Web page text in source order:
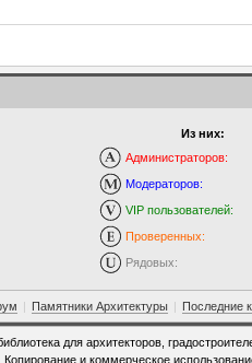
Из них:
Администраторов:
Модераторов:
VIP пользователей:
Проверенных:
Рядовых:
| Памятники Архитектуры | Последние
для архитекторов,
и коммерческое